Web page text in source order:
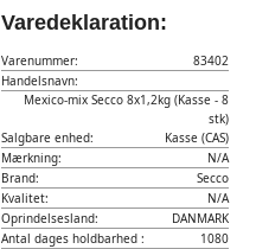
Varedeklaration:
Varenummer:
83402
Handelsnavn:
Mexico-mix Secco 8x1,2kg (Kasse - 8
stk)
Salgbare enhed:
Kasse (CAS)
Mærkning:
N/A
Brand:
Secco
Kvalitet:
N/A
Oprindelsesland:
DANMARK
Antal dages holdbarhed :
1080